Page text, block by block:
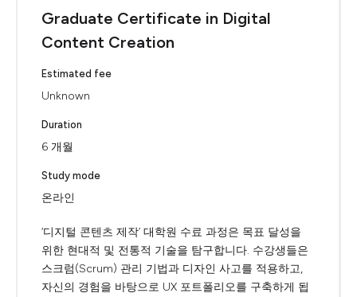
Graduate Certificate in Digital
Content Creation
Estimated fee
Unknown
Duration
6 개월
Study mode
온라인
‘디지털 콘텐츠 제작’ 대학원 수료 과정은 목표 달성을
위한 현대적 및 전통적 기술을 탐구합니다. 수강생들은
스크럼(Scrum) 관리 기법과 디자인 사고를 적용하고,
자신의 경험을 바탕으로 UX 포트폴리오를 구축하게 됩